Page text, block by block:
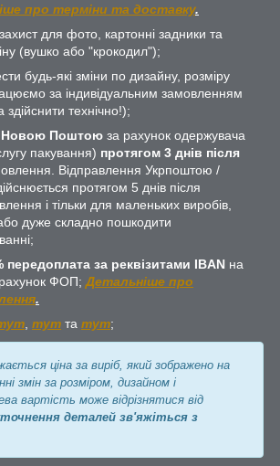
про терміни та доставку.
для фото, картонні задники та
(вушко або "крокодил");
будь-які зміни по дизайну, розміру
за індивідуальним замовленням
технічно!);
Новою Поштою за рахунок одержувача
пакування) протягом 3 днів після
Відправлення Укрпоштою /
протягом 5 днів після
і тільки для маленьких виробів,
дуже складно пошкодити
передоплата за реквізитами IBAN на
ФОП; Детальніше про
.
тут та тут;
ціна за виріб, який зображено на
змін за розміром, дизайном і
вартість може відрізнятися від
деталей зв'яжіться з